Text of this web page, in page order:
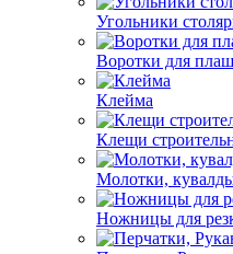
Угольники
Воротки для
Клейма
Клещи
Молотки,
Ножницы для